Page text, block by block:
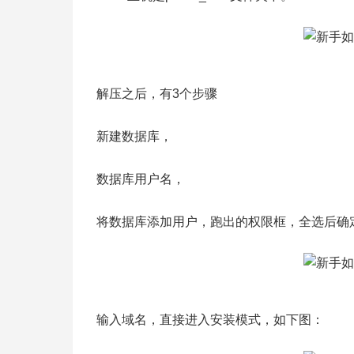
解压之后，有3个步骤
新建数据库，
数据库用户名，
将数据库添加用户，跑出的权限框，全选后确
输入域名，直接进入安装模式，如下图：